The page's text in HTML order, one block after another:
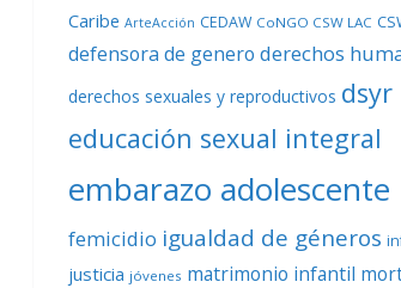
Caribe ArteAcción CEDAW CoNGO CSW LAC
defensora de genero derechos
derechos sexuales y reproductivos dsyr
educación sexual integral
embarazo adolescente
femicidio igualdad de géneros
justicia jóvenes matrimonio infantil